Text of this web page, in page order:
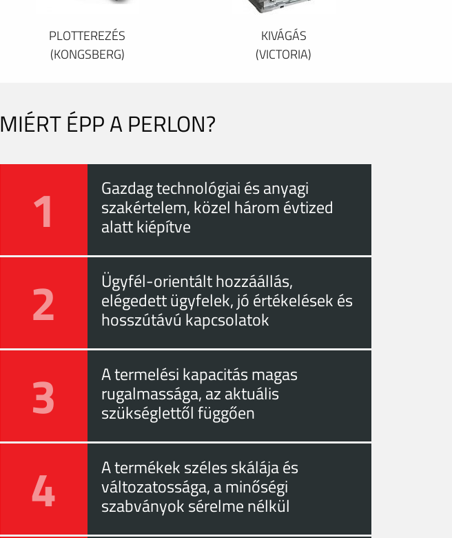
PLOTTEREZÉS
(KONGSBERG)
KIVÁGÁS
(VICTORIA)
MIÉRT ÉPP A PERLON?
1 Gazdag technológiai és anyagi
szakértelem, közel három évtized
alatt kiépítve
2 Ügyfél-orientált hozzáállás,
elégedett ügyfelek, jó értékelések és
hosszútávú kapcsolatok
3 A termelési kapacitás magas
rugalmassága, az aktuális
szükséglettől függően
4 A termékek széles skálája és
változatossága, a minőségi
szabványok sérelme nélkül